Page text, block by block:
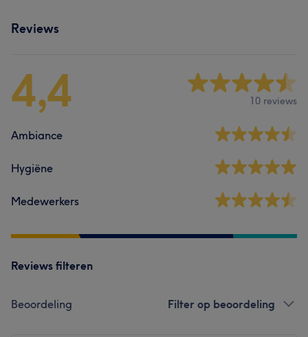
Reviews
4,4 10 reviews
Ambiance
Hygiëne
Medewerkers
Reviews filteren
Beoordeling Filter op beoordeling